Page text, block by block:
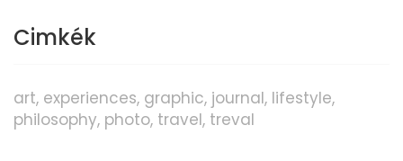
Cimkék
art experiences graphic journal lifestyle
philosophy photo travel treval